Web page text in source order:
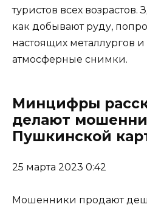
туристов всех
как добывают руду,
настоящих металлургов
атмосферные снимки.
Минцифры
делают
Пушкинской
25 марта 2023 0:42
Мошенники продают